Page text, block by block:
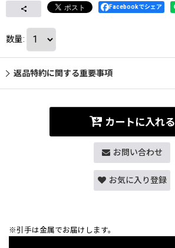
Facebookでシェア
数量:
返品特約に関する重要事項
カートに入れる
お問い合わせ
お気に入り登録
※引手は金属でお届けします。